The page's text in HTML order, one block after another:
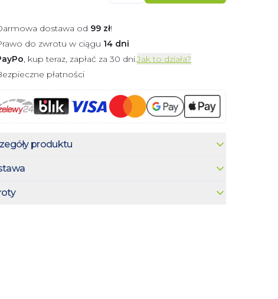
dostawa od 99 zł!
do zwrotu w ciągu 14 dni
, kup teraz, zapłać za 30 dni.Jak to działa?
płatności
produktu